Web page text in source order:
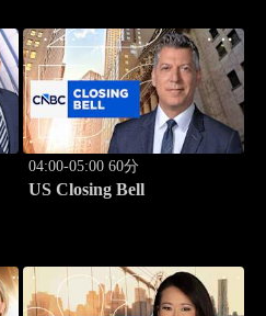
04:00-05:00 60分
US Closing Bell